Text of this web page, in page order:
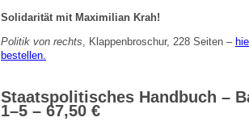
Solidarität mit Maximilian Krah!
Politik von rechts , Klappenbroschur, 228 Seiten –
bestellen.
Staatspolitisches Handbuch –
1–5 – 67,50 €